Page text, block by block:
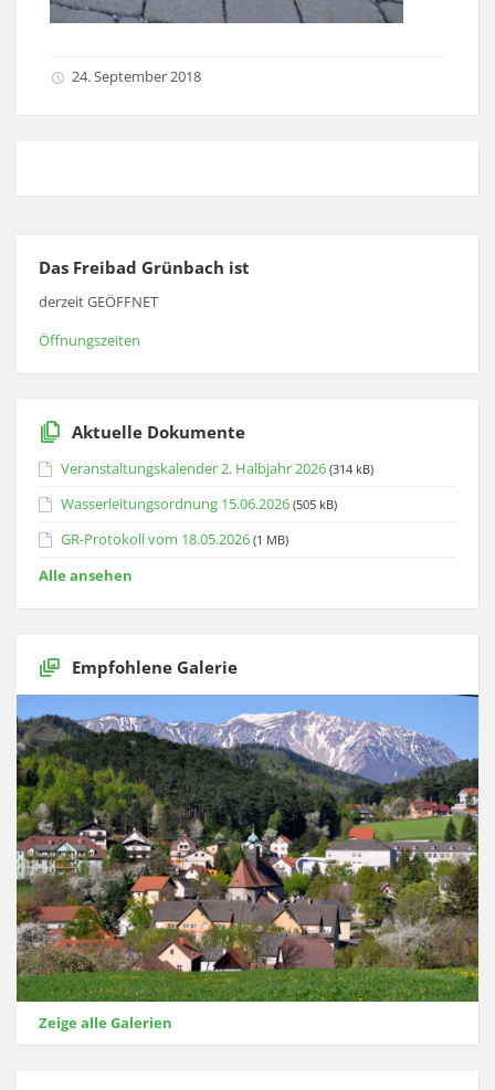
24. September 2018
Das Freibad Grünbach ist
derzeit GEÖFFNET
Öffnungszeiten
Aktuelle Dokumente
Veranstaltungskalender 2. Halbjahr 2026 (314 kB)
Wasserleitungsordnung 15.06.2026 (505 kB)
GR-Protokoll vom 18.05.2026 (1 MB)
Alle ansehen
Empfohlene Galerie
Zeige alle Galerien